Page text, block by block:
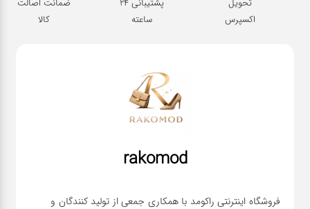
اکسپرس
ساعته
کالا
rakomod
فروشگاه اینترنتی راکومد با همکاری جمعی از تولید کنندگان و